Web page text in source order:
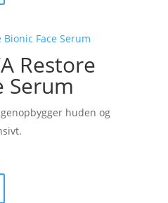
Restore
Serum
huden og